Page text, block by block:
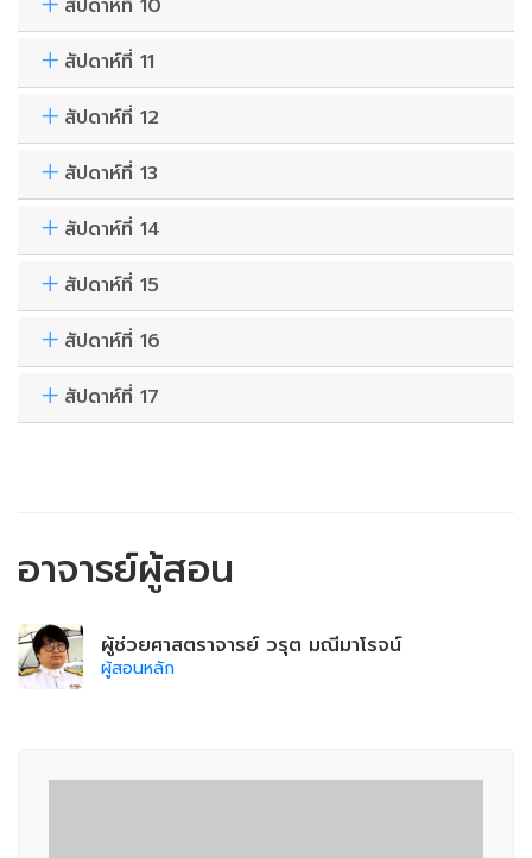
สัปดาห์ที่ 10
สัปดาห์ที่ 11
สัปดาห์ที่ 12
สัปดาห์ที่ 13
สัปดาห์ที่ 14
สัปดาห์ที่ 15
สัปดาห์ที่ 16
สัปดาห์ที่ 17
อาจารย์ผู้สอน
ผู้ช่วยศาสตราจารย์ วรุต มณีมาโรจน์
ผู้สอนหลัก